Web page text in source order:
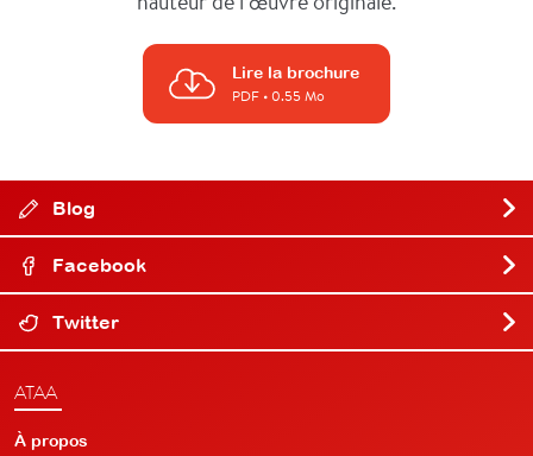
Lire la brochure
PDF• 0.55 Mo
Blog
Facebook
Twitter
ATAA
À propos